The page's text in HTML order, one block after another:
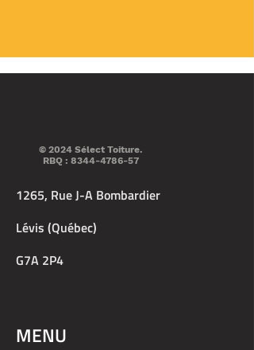
© 2024 Sélect Toiture.
RBQ : 8344-4786-57
1265, Rue J-A Bombardier
Lévis (Québec)
G7A 2P4
MENU